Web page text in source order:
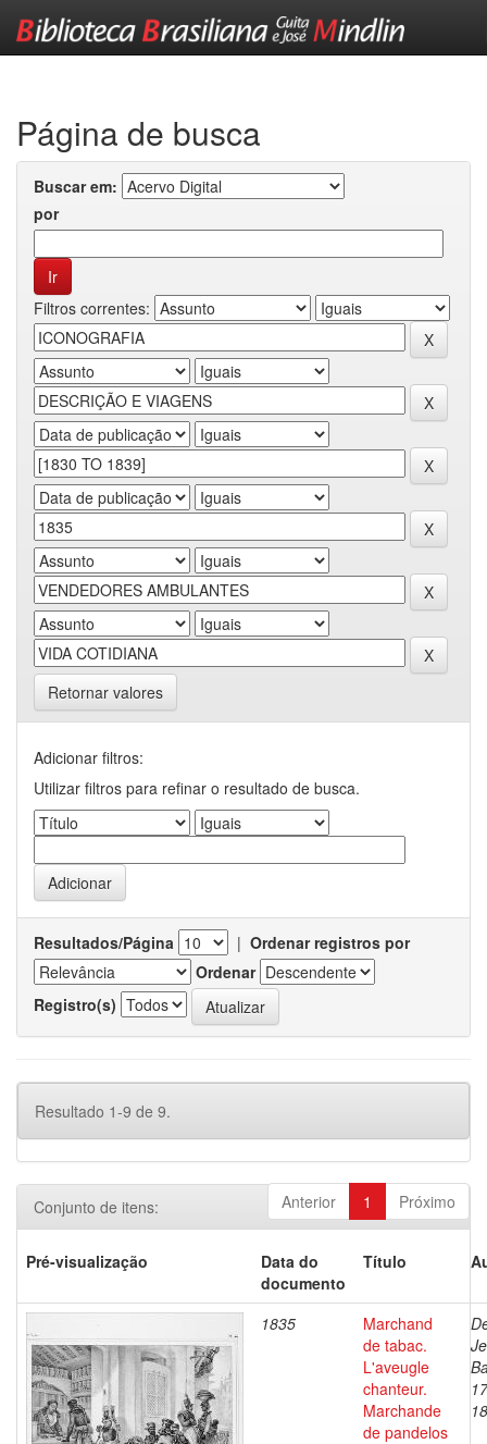
Página de busca
Buscar em:
por
Filtros correntes:
Retornar valores
Adicionar filtros:
Utilizar filtros para refinar o resultado de busca.
Resultados/Página | Ordenar registros por
Ordenar
Registro(s)
Resultado 1-9 de 9.
Anterior 1 Próximo
Conjunto de itens:
Pré-visualização
Data do
documento
Título
1835
Marchand
de tabac.
L'aveugle
chanteur.
Marchande
de pandelos